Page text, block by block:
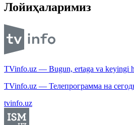
Лойиҳаларимиз
TVinfo.uz — Bugun, ertaga va keyingi
TVinfo.uz — Телепрограмма на
tvinfo.uz